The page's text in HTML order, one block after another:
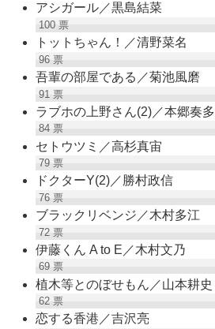
アシガール／黒島結菜
100票
トットちゃん！／清野菜名
96票
吾輩の部屋である／菊池風磨
91票
ラブホの上野さん(2)／本郷奏多
84票
セトウツミ／高杉真宙
79票
ドクターY(2)／勝村政信
76票
ブラックリベンジ／木村多江
72票
伊藤くん A to E／木村文乃
69票
植木等とのぼせもん／山本耕史
62票
恋する香港／吉沢亮